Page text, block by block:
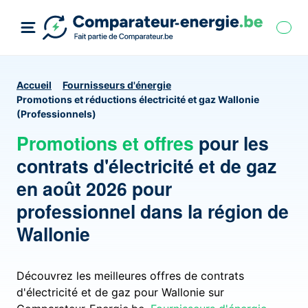
Accueil
Fournisseurs d'énergie
Promotions et réductions électricité et gaz Wallonie
(Professionnels)
Promotions et offres pour les
contrats d'électricité et de gaz
en août 2026 pour
professionnel dans la région de
Wallonie
Découvrez les meilleures offres de contrats
d'électricité et de gaz pour Wallonie sur